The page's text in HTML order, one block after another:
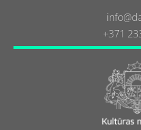
+371